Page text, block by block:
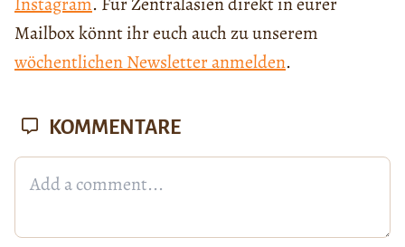
Mailbox könnt ihr euch auch zu unserem
wöchentlichen Newsletter anmelden.
KOMMENTARE